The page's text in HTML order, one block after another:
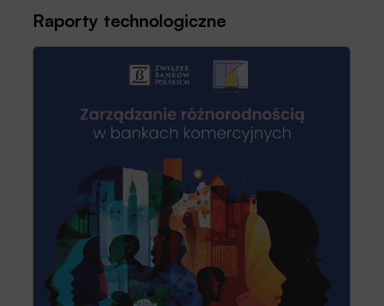
Raporty technologiczne